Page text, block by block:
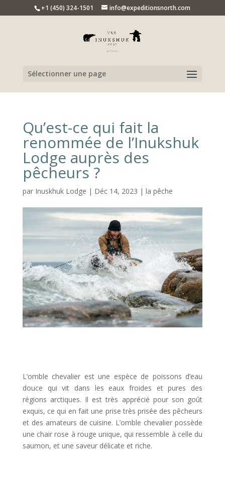
+1 (450) 324-1501 info@expeditionsnorth.com
Sélectionner une page
Qu’est-ce qui fait la
renommée de l’Inukshuk
Lodge auprès des
pêcheurs ?
par Inuskhuk Lodge | Déc 14, 2023 | la pêche
L’omble chevalier est une espèce de poissons d’eau
douce qui vit dans les eaux froides et pures des
régions arctiques. Il est très apprécié pour son goût
exquis, ce qui en fait une prise très prisée des pêcheurs
et des amateurs de cuisine. L’omble chevalier possède
une chair rose à rouge unique, qui ressemble à celle du
saumon, et une saveur délicate et riche.